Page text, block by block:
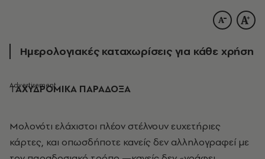
Ημερολογιακές καταχωρίσεις για κάθε χρήση
ΤΑΧΥΔΡΟΜΙΚΑ ΠΑΡΑΔΟΞΑ
Μολονότι ελάχιστοι πλέον στέλνουν ευχετήριες
κάρτες, και οπωσδήποτε κανείς δεν αλληλογραφεί με